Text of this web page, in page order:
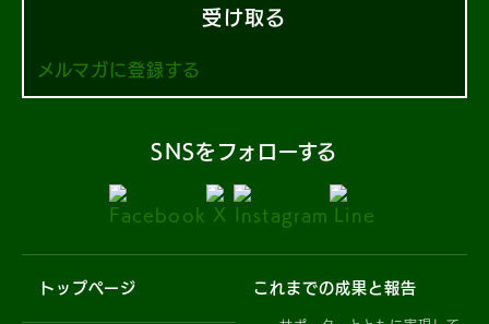
受け取る
メルマガに登録する
SNSをフォローする
トップページ これまでの成果と報告